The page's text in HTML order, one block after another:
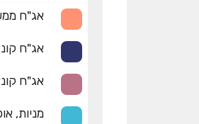
אג"ח
אג"ח
אג"ח
מניות,